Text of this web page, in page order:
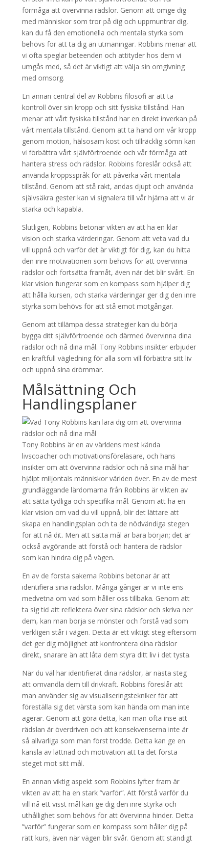
förmåga att övervinna rädslor. Genom att omge dig
med människor som tror på dig och uppmuntrar dig,
kan du få den emotionella och mentala styrka som
behövs för att ta dig an utmaningar. Robbins menar att
vi ofta speglar beteenden och attityder hos dem vi
umgås med, så det är viktigt att välja sin omgivning
med omsorg.
En annan central del av Robbins filosofi är att ta
kontroll över sin kropp och sitt fysiska tillstånd. Han
menar att vårt fysiska tillstånd har en direkt inverkan på
vårt mentala tillstånd. Genom att ta hand om vår kropp
genom motion, hälsosam kost och tillräcklig sömn kan
vi förbättra vårt självförtroende och vår förmåga att
hantera stress och rädslor. Robbins föreslår också att
använda kroppsspråk för att påverka vårt mentala
tillstånd. Genom att stå rakt, andas djupt och använda
självsäkra gester kan vi signalera till vår hjärna att vi är
starka och kapabla.
Slutligen, Robbins betonar vikten av att ha en klar
vision och starka värderingar. Genom att veta vad du
vill uppnå och varför det är viktigt för dig, kan du hitta
den inre motivationen som behövs för att övervinna
rädslor och fortsätta framåt, även när det blir svårt. En
klar vision fungerar som en kompass som hjälper dig
att hålla kursen, och starka värderingar ger dig den inre
styrka som behövs för att stå emot motgångar.
Genom att tillämpa dessa strategier kan du börja
bygga ditt självförtroende och därmed övervinna dina
rädslor och nå dina mål. Tony Robbins insikter erbjuder
en kraftfull vägledning för alla som vill förbättra sitt liv
och uppnå sina drömmar.
Målsättning Och
Handlingsplaner
Tony Robbins är en av världens mest kända
livscoacher och motivationsföreläsare, och hans
insikter om att övervinna rädslor och nå sina mål har
hjälpt miljontals människor världen över. En av de mest
grundläggande lärdomarna från Robbins är vikten av
att sätta tydliga och specifika mål. Genom att ha en
klar vision om vad du vill uppnå, blir det lättare att
skapa en handlingsplan och ta de nödvändiga stegen
för att nå dit. Men att sätta mål är bara början; det är
också avgörande att förstå och hantera de rädslor
som kan hindra dig på vägen.
En av de första sakerna Robbins betonar är att
identifiera sina rädslor. Många gånger är vi inte ens
medvetna om vad som håller oss tillbaka. Genom att
ta sig tid att reflektera över sina rädslor och skriva ner
dem, kan man börja se mönster och förstå vad som
verkligen står i vägen. Detta är ett viktigt steg eftersom
det ger dig möjlighet att konfrontera dina rädslor
direkt, snarare än att låta dem styra ditt liv i det tysta.
När du väl har identifierat dina rädslor, är nästa steg
att omvandla dem till drivkraft. Robbins föreslår att
man använder sig av visualiseringstekniker för att
föreställa sig det värsta som kan hända om man inte
agerar. Genom att göra detta, kan man ofta inse att
rädslan är överdriven och att konsekvenserna inte är
så allvarliga som man först trodde. Detta kan ge en
känsla av lättnad och motivation att ta det första
steget mot sitt mål.
En annan viktig aspekt som Robbins lyfter fram är
vikten av att ha en stark ”varför”. Att förstå varför du
vill nå ett visst mål kan ge dig den inre styrka och
uthållighet som behövs för att övervinna hinder. Detta
”varför” fungerar som en kompass som håller dig på
rätt kurs, även när vägen blir svår. Genom att ständigt